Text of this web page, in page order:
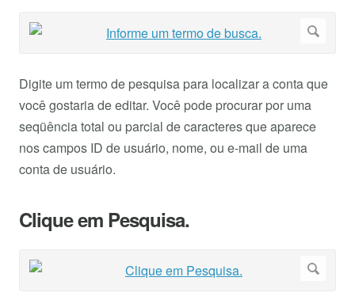
Digite um termo de pesquisa para localizar a conta que
você gostaria de editar. Você pode procurar por uma
seqüência total ou parcial de caracteres que aparece
nos campos ID de usuário, nome, ou e-mail de uma
conta de usuário.
Clique em Pesquisa.